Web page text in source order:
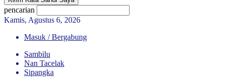
pencarian
Kamis, Agustus 6, 2026
Masuk / Bergabung
Sambilu
Nan Tacelak
Sipangka